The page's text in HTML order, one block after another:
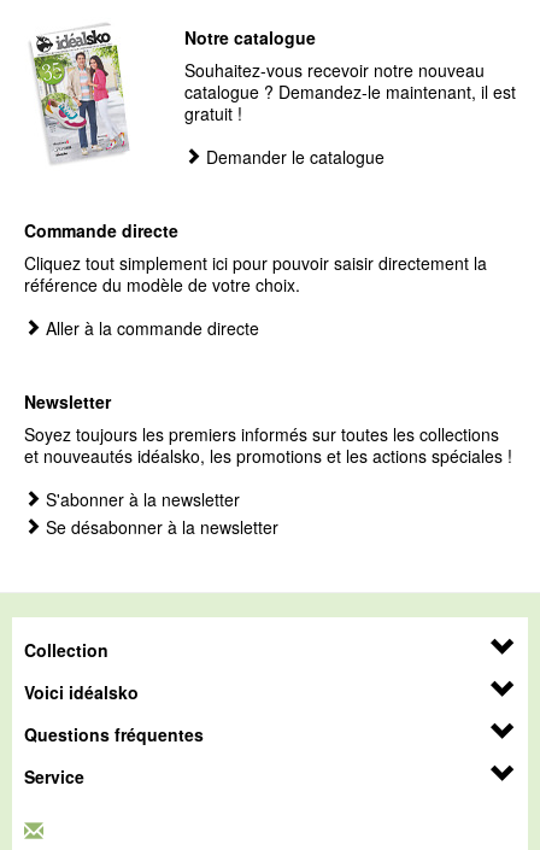
Notre catalogue
Souhaitez-vous recevoir notre nouveau
catalogue ? Demandez-le maintenant, il est
gratuit !
Demander le catalogue
Commande directe
Cliquez tout simplement ici pour pouvoir saisir directement la
référence du modèle de votre choix.
Aller à la commande directe
Newsletter
Soyez toujours les premiers informés sur toutes les collections
et nouveautés idéalsko, les promotions et les actions spéciales !
S'abonner à la newsletter
Se désabonner à la newsletter
Collection
Voici idéalsko
Questions fréquentes
Service